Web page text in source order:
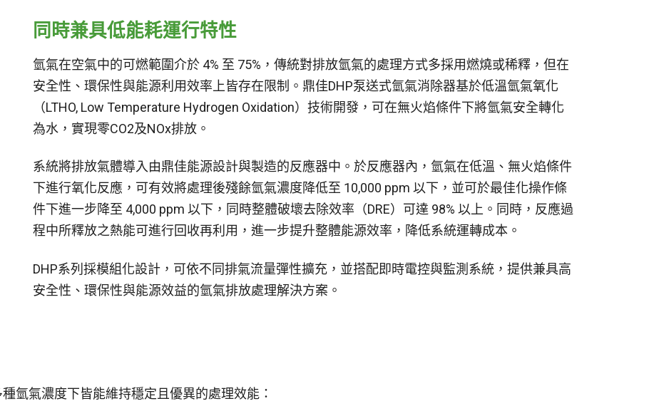
同時兼具低能耗運行特性
氫氣在空氣中的可燃範圍介於 4% 至 75%，傳統對排放氫氣的處理方式多採用燃燒或稀釋，但在
安全性、環保性與能源利用效率上皆存在限制。鼎佳DHP泵送式氫氣消除器基於低溫氫氣氧化
（LTHO, Low Temperature Hydrogen Oxidation）技術開發，可在無火焰條件下將氫氣安全轉化
為水，實現零CO2及NOx排放。
系統將排放氣體導入由鼎佳能源設計與製造的反應器中。於反應器內，氫氣在低溫、無火焰條件
下進行氧化反應，可有效將處理後殘餘氫氣濃度降低至 10,000 ppm 以下，並可於最佳化操作條
件下進一步降至 4,000 ppm 以下，同時整體破壞去除效率（DRE）可達 98% 以上。同時，反應過
程中所釋放之熱能可進行回收再利用，進一步提升整體能源效率，降低系統運轉成本。
DHP系列採模組化設計，可依不同排氣流量彈性擴充，並搭配即時電控與監測系統，提供兼具高
安全性、環保性與能源效益的氫氣排放處理解決方案。
氫氣濃度下皆能維持穩定且優異的處理效能：